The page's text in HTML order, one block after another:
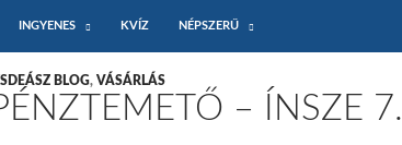
INGYENES KVÍZ NÉPSZERŰ
BLOG, VÁSÁRLÁS
– ÍNSZE 7.